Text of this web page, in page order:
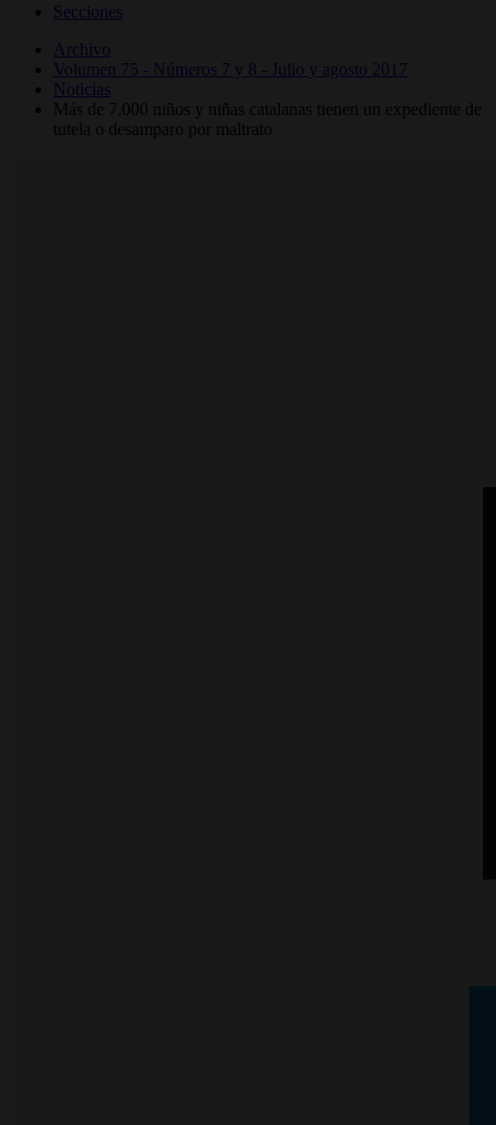
Secciones
Archivo
Volumen 75 - Números 7 y 8 - Julio y agosto 2017
Noticias
Más de 7.000 niños y niñas catalanas tienen un expediente de
tutela o desamparo por maltrato